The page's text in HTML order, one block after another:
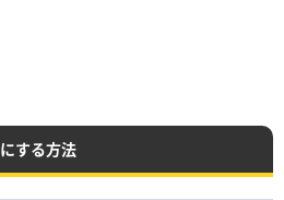
する方法